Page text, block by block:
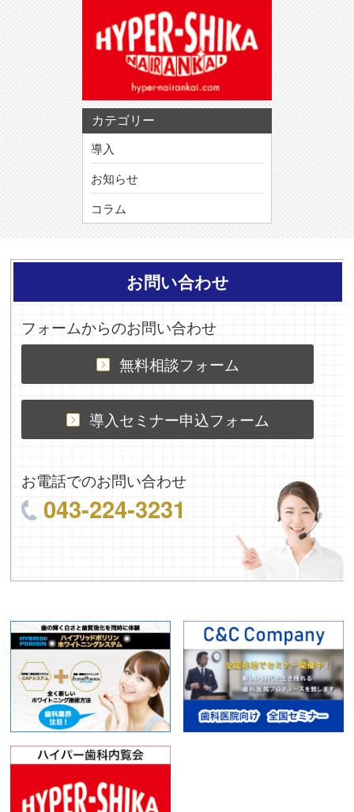
カテゴリー
導入
お知らせ
コラム
お問い合わせ
フォームからのお問い合わせ
無料相談フォーム
導入セミナー申込フォーム
お電話でのお問い合わせ
043-224-3231